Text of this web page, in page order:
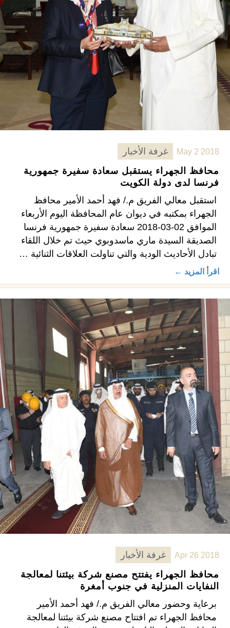
May 2 2018
غرفة الأخبار
محافظ الجهراء يستقبل سعادة سفيرة جمهورية
فرنسا لدى دولة الكويت
استقبل معالي الفريق م./ فهد أحمد الأمير محافظ
الجهراء بمكتبه في ديوان عام المحافظة اليوم الأربعاء
الموافق 02-03-2018 سعادة سفيرة جمهورية فرنسا
الصديقة السيدة ماري ماسدوبوي حيث تم خلال اللقاء
تبادل الأحاديث الودية والتي تناولت العلاقات الثنائية …
اقرأ المزيد ←
Apr 26 2018
غرفة الأخبار
محافظ الجهراء يفتتح مصنع شركة بيئتنا لمعالجة
النفايات المنزلية في جنوب أمغرة
برعاية وحضور معالي الفريق م./ فهد أحمد الأمير
محافظ الجهراء تم افتتاح مصنع شركة بيئتنا لمعالجة